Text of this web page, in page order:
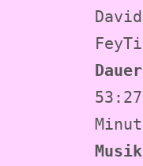
53:27